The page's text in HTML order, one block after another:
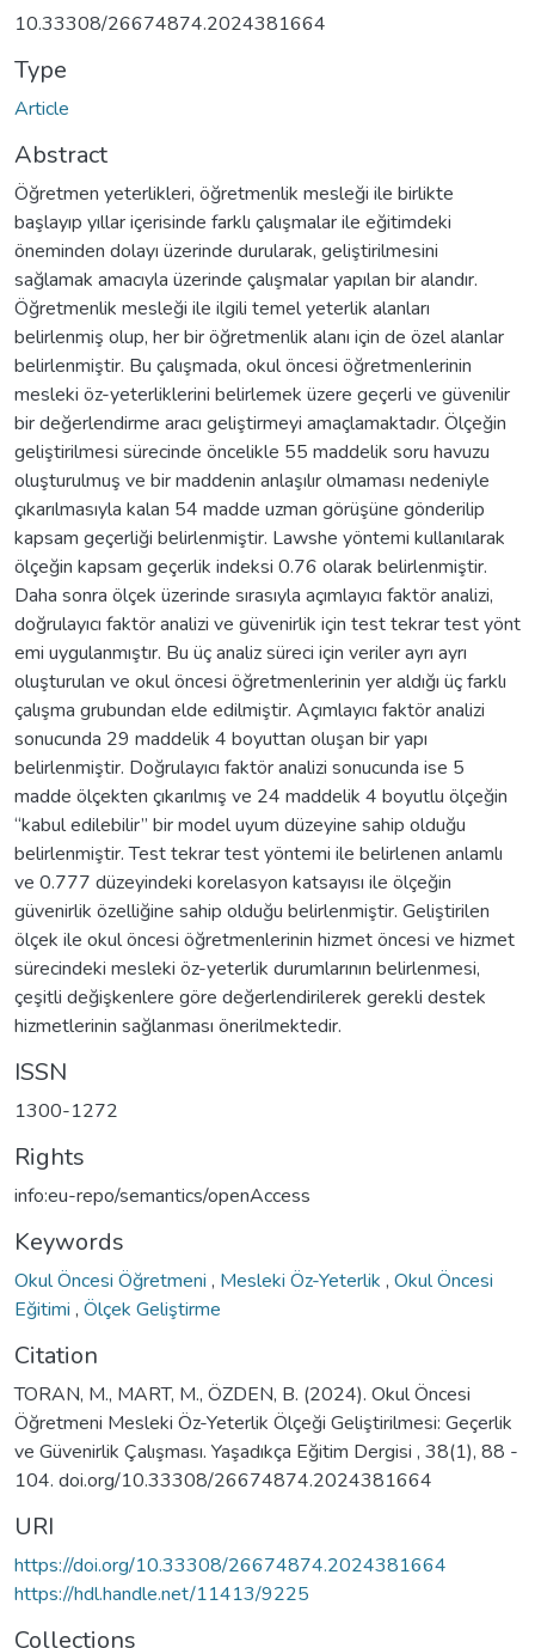
10.33308/26674874.2024381664
Type
Article
Abstract
Öğretmen yeterlikleri, öğretmenlik mesleği ile birlikte
başlayıp yıllar içerisinde farklı çalışmalar ile eğitimdeki
öneminden dolayı üzerinde durularak, geliştirilmesini
sağlamak amacıyla üzerinde çalışmalar yapılan bir alandır.
Öğretmenlik mesleği ile ilgili temel yeterlik alanları
belirlenmiş olup, her bir öğretmenlik alanı için de özel alanlar
belirlenmiştir. Bu çalışmada, okul öncesi öğretmenlerinin
mesleki öz-yeterliklerini belirlemek üzere geçerli ve güvenilir
bir değerlendirme aracı geliştirmeyi amaçlamaktadır. Ölçeğin
geliştirilmesi sürecinde öncelikle 55 maddelik soru havuzu
oluşturulmuş ve bir maddenin anlaşılır olmaması nedeniyle
çıkarılmasıyla kalan 54 madde uzman görüşüne gönderilip
kapsam geçerliği belirlenmiştir. Lawshe yöntemi kullanılarak
ölçeğin kapsam geçerlik indeksi 0.76 olarak belirlenmiştir.
Daha sonra ölçek üzerinde sırasıyla açımlayıcı faktör analizi,
doğrulayıcı faktör analizi ve güvenirlik için test tekrar test yönt
emi uygulanmıştır. Bu üç analiz süreci için veriler ayrı ayrı
oluşturulan ve okul öncesi öğretmenlerinin yer aldığı üç farklı
çalışma grubundan elde edilmiştir. Açımlayıcı faktör analizi
sonucunda 29 maddelik 4 boyuttan oluşan bir yapı
belirlenmiştir. Doğrulayıcı faktör analizi sonucunda ise 5
madde ölçekten çıkarılmış ve 24 maddelik 4 boyutlu ölçeğin
“kabul edilebilir” bir model uyum düzeyine sahip olduğu
belirlenmiştir. Test tekrar test yöntemi ile belirlenen anlamlı
ve 0.777 düzeyindeki korelasyon katsayısı ile ölçeğin
güvenirlik özelliğine sahip olduğu belirlenmiştir. Geliştirilen
ölçek ile okul öncesi öğretmenlerinin hizmet öncesi ve hizmet
sürecindeki mesleki öz-yeterlik durumlarının belirlenmesi,
çeşitli değişkenlere göre değerlendirilerek gerekli destek
hizmetlerinin sağlanması önerilmektedir.
ISSN
1300-1272
Rights
info:eu-repo/semantics/openAccess
Keywords
Okul Öncesi Öğretmeni , Mesleki Öz-Yeterlik , Okul Öncesi
Eğitimi , Ölçek Geliştirme
Citation
TORAN, M., MART, M., ÖZDEN, B. (2024). Okul Öncesi
Öğretmeni Mesleki Öz-Yeterlik Ölçeği Geliştirilmesi: Geçerlik
ve Güvenirlik Çalışması. Yaşadıkça Eğitim Dergisi , 38(1), 88 -
104. doi.org/10.33308/26674874.2024381664
URI
https://doi.org/10.33308/26674874.2024381664
https://hdl.handle.net/11413/9225
Collections